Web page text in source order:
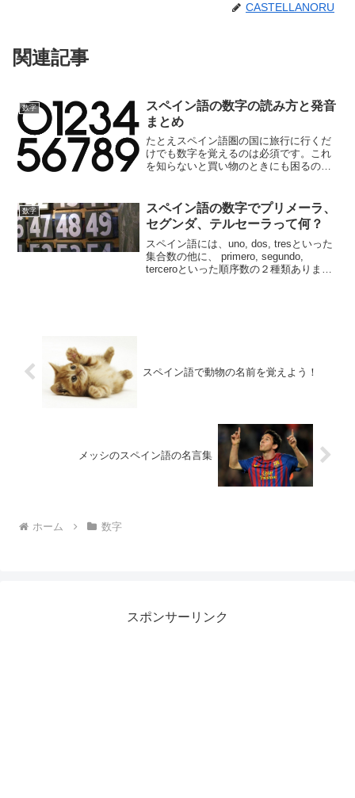
CASTELLANORU
関連記事
数字
スペイン語の数字の読み方と発音
まとめ
たとえスペイン語圏の国に旅行に行くだ
けでも数字を覚えるのは必須です。これ
を知らないと買い物のときにも困るので
まえば旅行中はだいぶ楽になるになるで
しょう。
数字
スペイン語の数字でプリメーラ、
セグンダ、テルセーラって何？
スペイン語には、uno, dos, tresといった
集合数の他に、 primero, segundo,
terceroといった順序数の２種類ありま
スペイン語で動物の名前を覚えよう！
メッシのスペイン語の名言集
ホーム 数字
スポンサーリンク